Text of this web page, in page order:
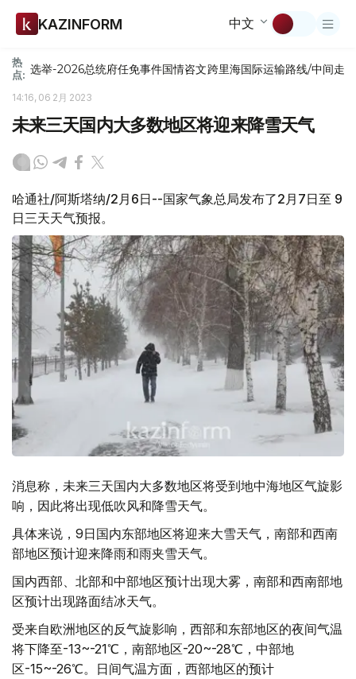
KAZINFORM 中文
热
点: 选举-2026总统府任免事件国情咨文跨里海国际运输路线/中间走廊
14:16, 06 2月 2023
未来三天国内大多数地区将迎来降雪天气
哈通社/阿斯塔纳/2月6日--国家气象总局发布了2月7日至 9
日三天天气预报。
消息称，未来三天国内大多数地区将受到地中海地区气旋影
响，因此将出现低吹风和降雪天气。
具体来说，9日国内东部地区将迎来大雪天气，南部和西南
部地区预计迎来降雨和雨夹雪天气。
国内西部、北部和中部地区预计出现大雾，南部和西南部地
区预计出现路面结冰天气。
受来自欧洲地区的反气旋影响，西部和东部地区的夜间气温
将下降至-13~-21℃，南部地区-20~-28℃，中部地
区-15~-26℃。日间气温方面，西部地区的预计